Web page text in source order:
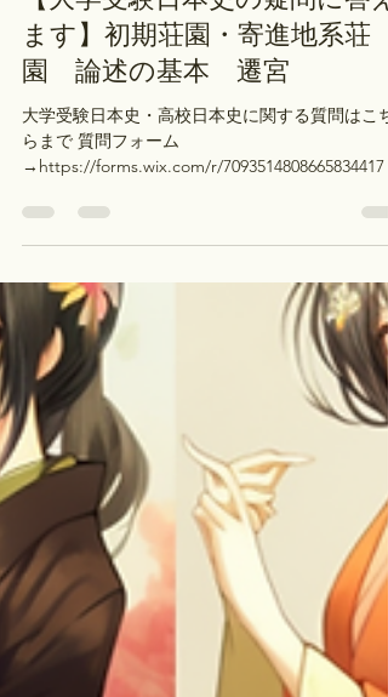
順大 古川
2023年10月11日
読了時間: 4分
【大学受験日本史の疑問に答え
らまで 質問フォーム
→https://forms.wix.com/r/7093514808665834417
ンライン歴史部生専用質問フォーム（優先的に回
答されます）→https://forms.wix.com/r/693622...